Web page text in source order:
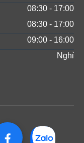
08:30 - 17:00
08:30 - 17:00
09:00 - 16:00
Nghỉ